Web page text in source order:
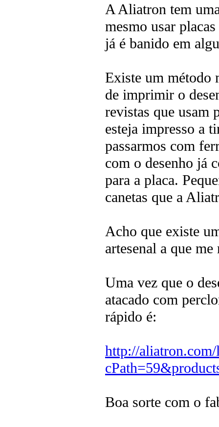
A Aliatron tem
mesmo usar
já é banido em
Existe um método
de imprimir o
revistas que usam
esteja impresso a
passarmos com
com o desenho já
para a placa.
canetas que a
Acho que existe
artesenal a que
Uma vez que o
atacado com
rápido é:
http://
Boa sorte com o